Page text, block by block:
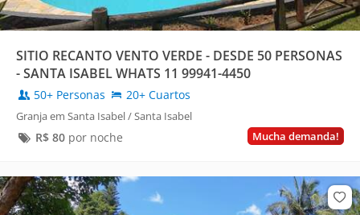
SITIO RECANTO VENTO VERDE - DESDE 50 PERSONAS
- SANTA ISABEL WHATS 11 99941-4450
50+ Personas 20+ Cuartos
Granja em Santa Isabel / Santa Isabel
Mucha demanda!
R$ 80por noche